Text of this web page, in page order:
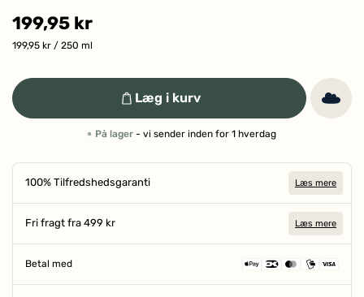
199,95 kr
199,95 kr / 250 ml
Læg i kurv
På lager - vi sender inden for 1 hverdag
100% Tilfredshedsgaranti Læs mere
Fri fragt fra 499 kr Læs mere
Betal med